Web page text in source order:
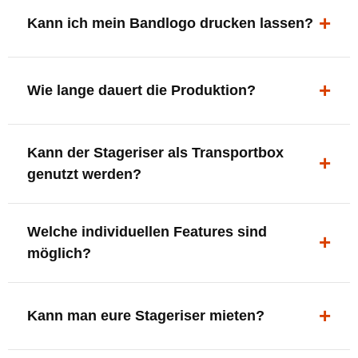
ergonomisch, sicher und gut sichtbar.
Kann ich mein Bandlogo drucken lassen?
deine Bühne, deine Marke.
Wie lange dauert die Produktion?
innerhalb Deutschlands kostenfrei.
Kann der Stageriser als Transportbox
genutzt werden?
oder Zubehör nutzen.
Welche individuellen Features sind
möglich?
XLR-Brücke / Schnittstelle
Setlist-Clip
Kann man eure Stageriser mieten?